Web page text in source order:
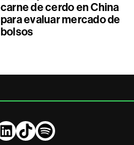
carne de cerdo en China
para evaluar mercado de
bolsos